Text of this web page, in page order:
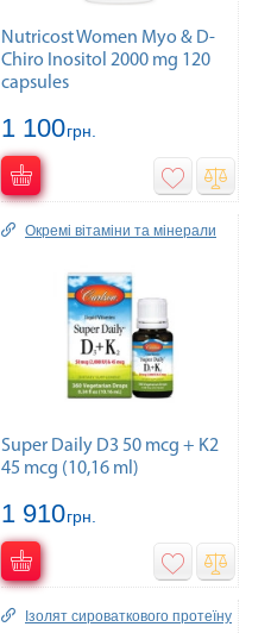
Nutricost Women Myo & D-
Chiro Inositol 2000 mg 120
capsules
1 100грн.
Окремі вітаміни та мінерали
Super Daily D3 50 mcg + K2
45 mcg (10,16 ml)
1 910грн.
Ізолят сироваткового протеїну